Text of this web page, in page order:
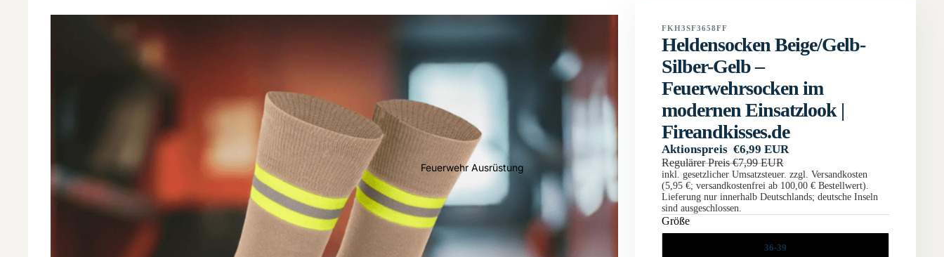
Feuerwehr Ausrüstung
FKH3SF3658FF
Heldensocken Beige/Gelb-
Silber-Gelb –
Feuerwehrsocken im
modernen Einsatzlook |
Fireandkisses.de
Aktionspreis €6,99 EUR
Regulärer Preis€7,99 EUR
inkl. gesetzlicher Umsatzsteuer. zzgl. Versandkosten
(5,95 €; versandkostenfrei ab 100,00 € Bestellwert).
Lieferung nur innerhalb Deutschlands; deutsche Inseln
sind ausgeschlossen.
Größe
36-39